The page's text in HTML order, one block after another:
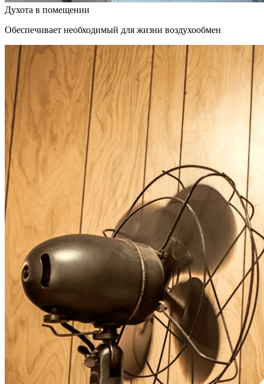
Духота в помещении
Обеспечивает необходимый для жизни воздухообмен